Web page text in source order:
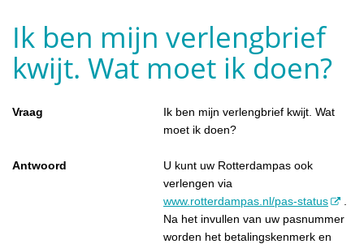
Ik ben mijn verlengbrief
kwijt. Wat moet ik doen?
Vraag
Ik ben mijn verlengbrief kwijt. Wat
moet ik doen?
Antwoord
U kunt uw Rotterdampas ook
verlengen via
www.rotterdampas.nl/pas-status
Na het invullen van uw pasnummer
worden het betalingskenmerk en